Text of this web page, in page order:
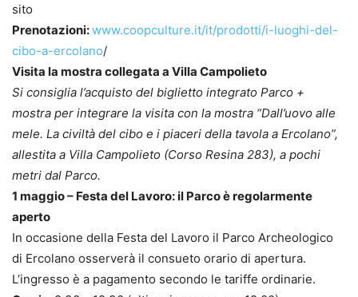
sito
Prenotazioni:www.coopculture.it/it/prodotti/i-luoghi-del-
cibo-a-ercolano/
Visita la mostra collegata a Villa Campolieto
Si consiglia l’acquisto del biglietto integrato Parco +
mostra per integrare la visita con la mostra “Dall’uovo alle
mele. La civiltà del cibo e i piaceri della tavola a Ercolano”,
allestita a Villa Campolieto (Corso Resina 283), a pochi
metri dal Parco.
1 maggio – Festa del Lavoro: il Parco è regolarmente
aperto
In occasione della Festa del Lavoro il Parco Archeologico
di Ercolano osserverà il consueto orario di apertura.
L’ingresso è a pagamento secondo le tariffe ordinarie.